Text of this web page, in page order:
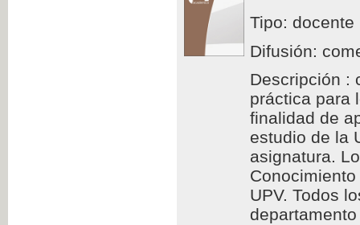
Tipo: docente
Difusión:
Descripción :
práctica para
finalidad de
estudio de la
asignatura.
UPV. Todos